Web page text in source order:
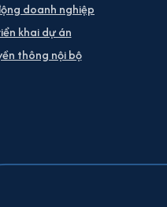
doanh nghiệp
khai dự án
thông nội bộ